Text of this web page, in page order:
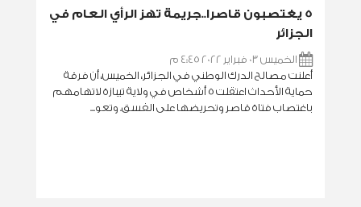
5 يغتصبون قاصرا..جريمة تهز الرأي العام في
الجزائر
الخميس 03 فبراير 2022 4:45 م
أعلنت مصالح الدرك الوطني في الجزائر، الخميس، أن فرقة
حماية الأحداث اعتقلت 5 أشخاص في ولاية تيبازة لاتهامهم
باغتصاب فتاة قاصر وتحريضها على الفسق. وتعو...